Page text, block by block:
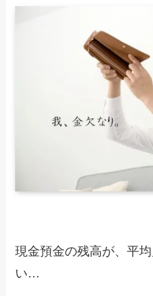
現金預金の残高が、平
い…